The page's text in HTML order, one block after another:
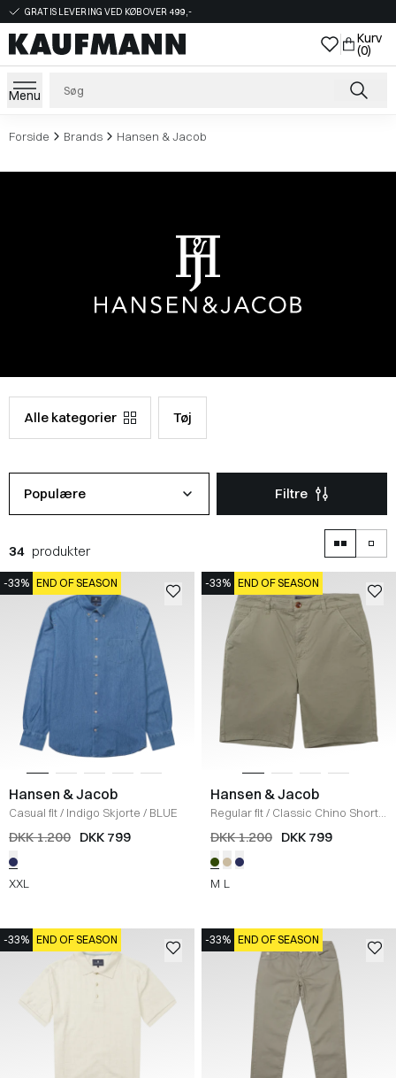
GRATIS LEVERING VED KØB OVER 499,-
Kurv
(0)
Menu
Forside Brands Hansen & Jacob
Alle kategorier Tøj
Populære Filtre
34 produkter
-33% END OF SEASON
Hansen & Jacob
Casual fit/ Indigo Skjorte / BLUE
DKK 1.200 DKK 799
XXL
-33% END OF SEASON
Hansen & Jacob
Regular fit/ Classic Chino Shorts
/KHAKI GREEN
DKK 1.200 DKK 799
M L
-33% END OF SEASON -33% END OF SEASON